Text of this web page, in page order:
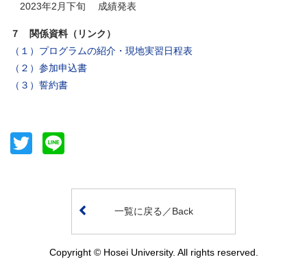
2023年2月下旬 成績発表
７ 関係資料（リンク）
（１）プログラムの紹介・現地実習日程表
（２）参加申込書
（３）誓約書
Twitter
一覧に戻る／Back
Copyright © Hosei University. All rights reserved.